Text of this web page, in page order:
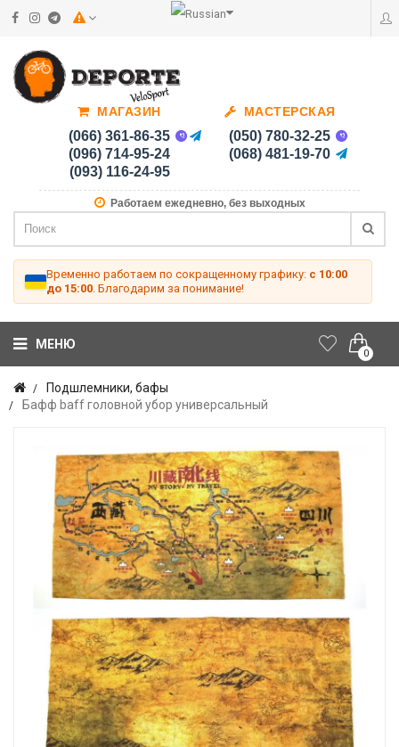
МАГАЗИН
(066) 361-86-35
(096) 714-95-24
(093) 116-24-95
МАСТЕРСКАЯ
(050) 780-32-25
(068) 481-19-70
Работаем ежедневно, без выходных
Временно работаем по сокращенному графику: с 10:00
до 15:00 . Благодарим за понимание!
0
МЕНЮ
Подшлемники, бафы
Бафф baff головной убор универсальный